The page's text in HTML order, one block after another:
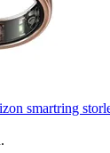
smartring
.